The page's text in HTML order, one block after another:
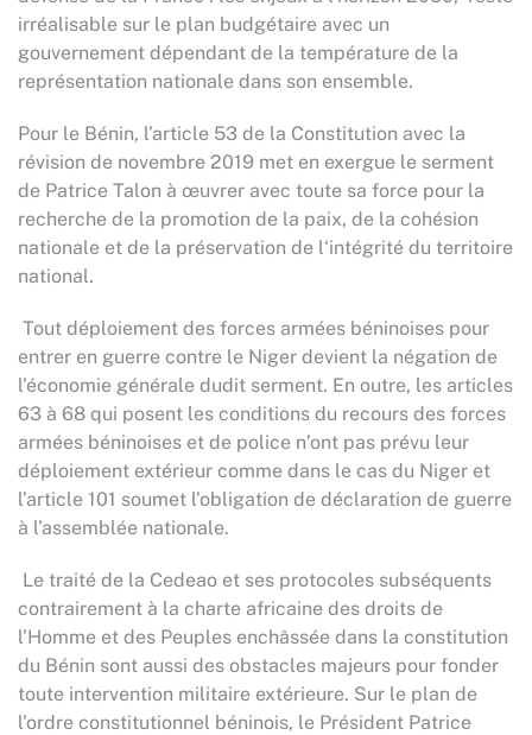
irréalisable sur le plan budgétaire avec un
gouvernement dépendant de la température de la
représentation nationale dans son ensemble.
Pour le Bénin, l’article 53 de la Constitution avec la
révision de novembre 2019 met en exergue le serment
de Patrice Talon à œuvrer avec toute sa force pour la
recherche de la promotion de la paix, de la cohésion
nationale et de la préservation de l‘intégrité du territoire
national.
Tout déploiement des forces armées béninoises pour
entrer en guerre contre le Niger devient la négation de
l’économie générale dudit serment. En outre, les articles
63 à 68 qui posent les conditions du recours des forces
armées béninoises et de police n’ont pas prévu leur
déploiement extérieur comme dans le cas du Niger et
l’article 101 soumet l’obligation de déclaration de guerre
à l’assemblée nationale.
Le traité de la Cedeao et ses protocoles subséquents
contrairement à la charte africaine des droits de
l’Homme et des Peuples enchâssée dans la constitution
du Bénin sont aussi des obstacles majeurs pour fonder
toute intervention militaire extérieure. Sur le plan de
l’ordre constitutionnel béninois, le Président Patrice